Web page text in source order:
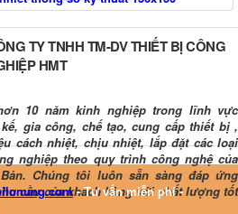
TY TNHH TM-DV THIẾT BỊ CÔNG
HMT
10 năm kinh nghiệp trong lĩnh vực
kế, gia công, chế tạo, cung cấp thiết bị ,
cách nhiệt, chịu nhiệt, lắp đặt các loại
nghiệp theo quy trình công nghệ của
Chúng tôi luôn sẵn sàng đáp ứng
cầu của khách hàng với chất lượng tốt
- Tư vấn miễn phí -